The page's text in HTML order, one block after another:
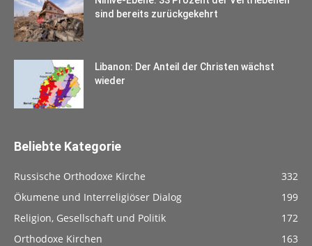
sind bereits zurückgekehrt
Libanon: Der Anteil der Christen wächst
wieder
Beliebte Kategorie
Russische Orthodoxe Kirche
332
Ökumene und Interreligiöser Dialog
199
Religion, Gesellschaft und Politik
172
Orthodoxe Kirchen
163